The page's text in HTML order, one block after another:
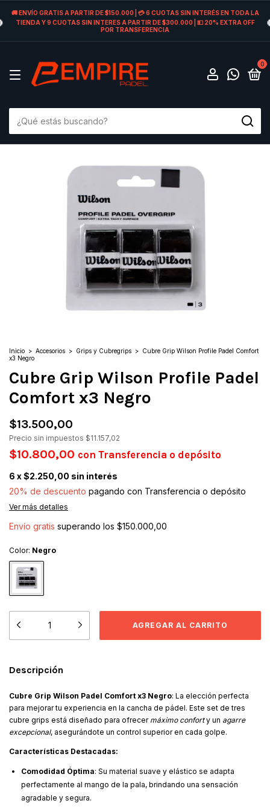
🚚 ENVÍO GRATIS A PARTIR DE $150.000 | 💳 6 CUOTAS SIN INTERÉS EN TODA LA
TIENDA Y 9 CUOTAS SIN INTERES A PARTIR DE $300.000 | 💵 20% EXTRA OFF
POR TRANSFERENCIA
0
Inicio > Accesorios > Grips y Cubregrips > Cubre Grip Wilson Profile Padel Comfort
x3 Negro
Cubre Grip Wilson Profile Padel
Comfort x3 Negro
$13.500,00
Precio sin impuestos $11.157,02
$10.800,00 con Transferencia o depósito
6 x$2.250,00 sin interés
20% de descuento pagando con Transferencia o depósito
Ver más detalles
Envío gratis superando los $150.000,00
Color: Negro
Descripción
Cubre Grip Wilson Padel Comfort x3 Negro: La elección perfecta
para mejorar tu experiencia en la cancha de pádel. Este set de tres
cubre grips está diseñado para ofrecer máximo conforty un agarre
excepcional, asegurándote un control superior en cada golpe.
Características Destacadas:
Comodidad Óptima: Su material suave y elástico se adapta
perfectamente al mango de la pala, brindando una sensación
agradable y segura.